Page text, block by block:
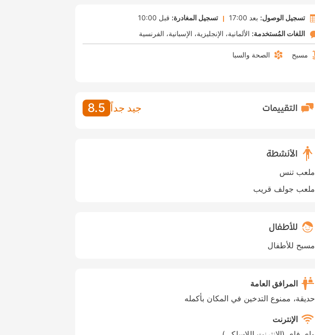
تسجيل الوصول: بعد 17:00 تسجيل المغادرة: قبل 10:00
اللغات المُستخدمة: الألمانية الإنجليزية الإسبانية الفرنسية
مسبح الصحة والسبا
التقييمات جيد جداً 8.5
الأنشطة
ملعب تنس
ملعب جولف قريب
للأطفال
مسبح للأطفال
المرافق العامة
حديقة، ممنوع التدخين في المكان بأكمله
الإنترنت